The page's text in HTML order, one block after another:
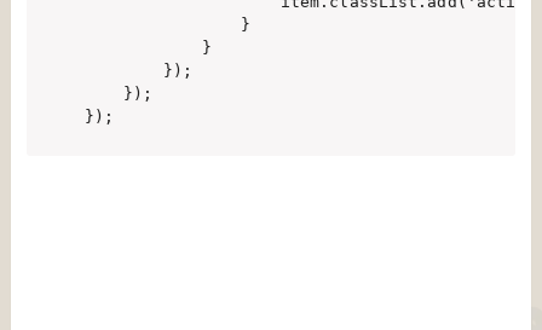
                }
            }
        });
    });